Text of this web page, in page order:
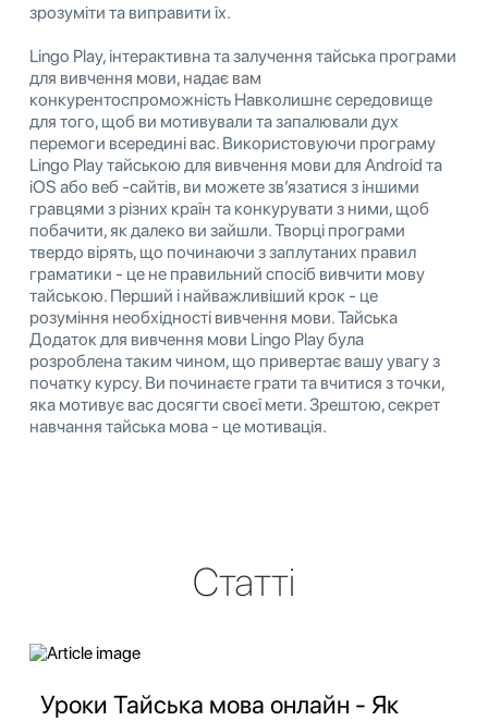
зрозуміти та виправити їх.
Lingo Play, інтерактивна та залучення тайська програми
для вивчення мови, надає вам
конкурентоспроможність Навколишнє середовище
для того, щоб ви мотивували та запалювали дух
перемоги всередині вас. Використовуючи програму
Lingo Play тайською для вивчення мови для Android та
iOS або веб -сайтів, ви можете зв’язатися з іншими
гравцями з різних країн та конкурувати з ними, щоб
побачити, як далеко ви зайшли. Творці програми
твердо вірять, що починаючи з заплутаних правил
граматики - це не правильний спосіб вивчити мову
тайською. Перший і найважливіший крок - це
розуміння необхідності вивчення мови. Тайська
Додаток для вивчення мови Lingo Play була
розроблена таким чином, що привертає вашу увагу з
початку курсу. Ви починаєте грати та вчитися з точки,
яка мотивує вас досягти своєї мети. Зрештою, секрет
навчання тайська мова - це мотивація.
Статті
Уроки Тайська мова онлайн - Як